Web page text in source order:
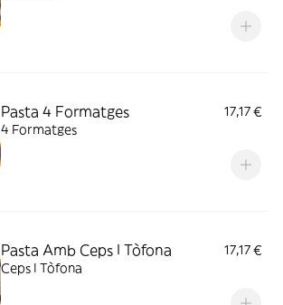
Pasta 4 Formatges
17,17 €
4 Formatges
Pasta Amb Ceps I Tòfona
17,17 €
Ceps I Tòfona